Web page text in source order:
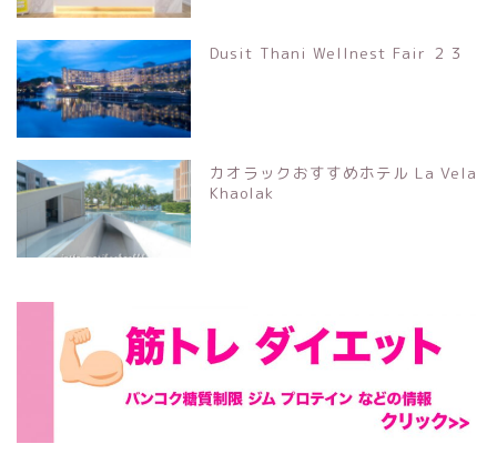
Dusit Thani Wellnest Fair ２３
カオラックおすすめホテル La Vela
Khaolak